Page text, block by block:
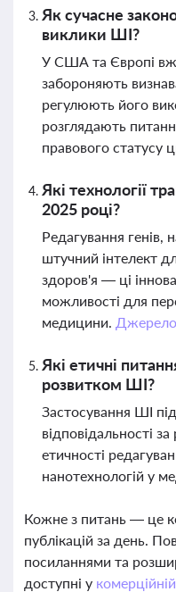
Як сучасне
виклики ШІ?
У США та Європі
забороняють
регулюють його
розглядають
правового статусу
Які технології
2025 році?
Редагування генів,
штучний інтелект
здоров'я — ці
можливості для
медицини. Джерело
Які етичні
розвитком ШІ?
Застосування ШІ
відповідальності
етичності
нанотехнологій у
Кожне з питань — це
публікацій за день.
посиланнями та
доступні у